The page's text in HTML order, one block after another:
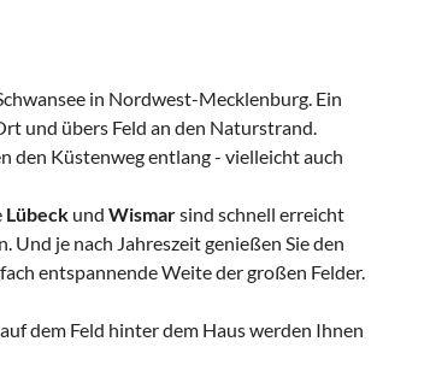
in Nordwest-Mecklenburg. Ein
und übers Feld an den Naturstrand.
den Küstenweg entlang - vielleicht auch
Lübeck und Wismarsind schnell erreicht
Und je nach Jahreszeit genießen Sie den
entspannende Weite der großen Felder.
dem Feld hinter dem Haus werden Ihnen